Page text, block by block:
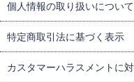
個人情報の取り扱いについて
特定商取引法に基づく表示
カスタマーハラスメントに